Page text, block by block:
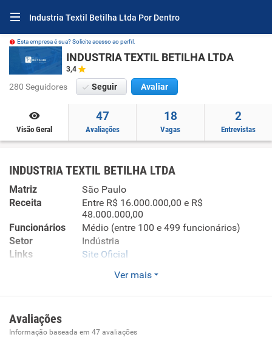
Industria Textil Betilha Ltda Por Dentro
Esta empresa é sua? Solicite acesso ao perfil.
INDUSTRIA TEXTIL BETILHA LTDA
3,4
280 Seguidores Seguir Avaliar
Visão Geral
47
Avaliações
18
Vagas
2
Entrevistas
INDUSTRIA TEXTIL BETILHA LTDA
Matriz
São Paulo
Receita
Entre R$ 16.000.000,00 e R$
48.000.000,00
Funcionários
Médio (entre 100 e 499 funcionários)
Setor
Indústria
Links
Site Oficial
Confecção de peças de vestuário, exceto roupas íntimas e
as confeccionadas sob medida
Ver mais
Avaliações
Informação baseada em 47 avaliações